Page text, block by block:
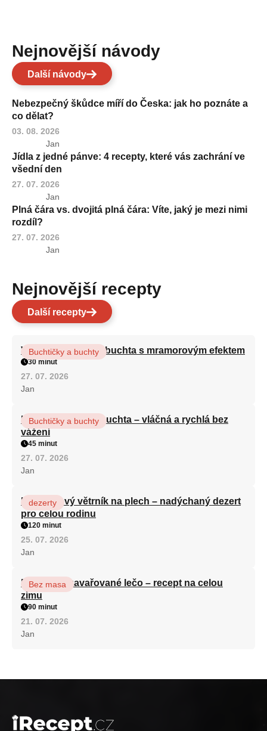
Nejnovější návody
Další návody
Nebezpečný škůdce míří do Česka: jak ho poznáte a
co dělat?
03. 08. 2026
Jan
Jídla z jedné pánve: 4 recepty, které vás zachrání ve
všední den
27. 07. 2026
Jan
Plná čára vs. dvojitá plná čára: Víte, jaký je mezi nimi
rozdíl?
27. 07. 2026
Jan
Nejnovější recepty
Další recepty
Vláčná olejová litá buchta s mramorovým efektem
Buchtičky a buchty
30 minut
27. 07. 2026
Jan
Hrnková maková buchta – vláčná a rychlá bez
vážení
Buchtičky a buchty
45 minut
27. 07. 2026
Jan
Karamelový větrník na plech – nadýchaný dezert
pro celou rodinu
dezerty
120 minut
25. 07. 2026
Jan
Babiččino zavařované lečo – recept na celou
zimu
Bez masa
90 minut
21. 07. 2026
Jan